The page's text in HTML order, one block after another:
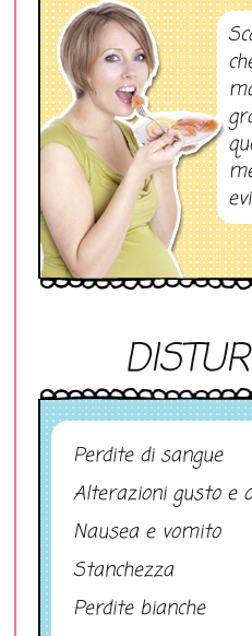
Perdite di sangue
Alterazioni gusto e
Nausea e vomito
Stanchezza
Perdite bianche